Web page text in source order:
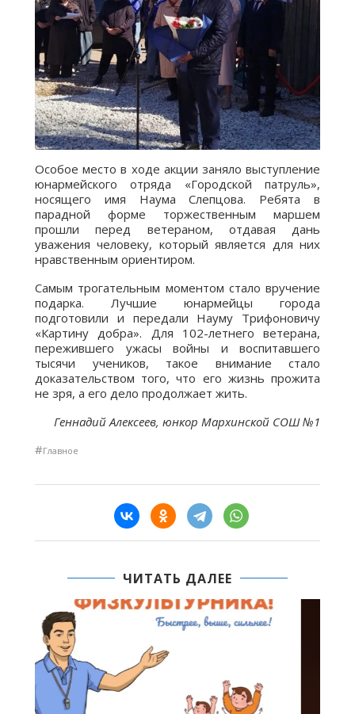
Особое место в ходе акции заняло выступление
юнармейского отряда «Городской патруль»,
носящего имя Наума Слепцова. Ребята в
парадной форме торжественным маршем
прошли перед ветераном, отдавая дань
уважения человеку, который является для них
нравственным ориентиром.
Самым трогательным моментом стало вручение
подарка. Лучшие юнармейцы города
подготовили и передали Науму Трифоновичу
«Картину добра». Для 102-летнего ветерана,
пережившего ужасы войны и воспитавшего
тысячи учеников, такое внимание стало
доказательством того, что его жизнь прожита
не зря, а его дело продолжает жить.
Геннадий Алексеев, юнкор Мархинской СОШ №1
#Главное
ЧИТАТЬ ДАЛЕЕ